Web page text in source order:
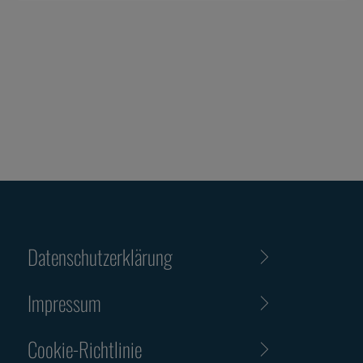
Datenschutzerklärung
Impressum
Cookie-Richtlinie